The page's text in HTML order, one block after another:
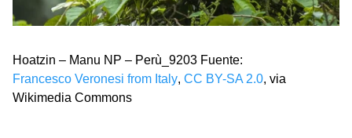
Hoatzin – Manu NP – Perù_9203 Fuente:
Francesco Veronesi from Italy, CC BY-SA 2.0, via
Wikimedia Commons